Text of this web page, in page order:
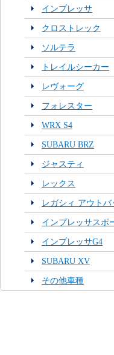
インプレッサ
クロストレック
ソルテラ
トレイルシーカー
レヴォーグ
フォレスター
WRX S4
SUBARU BRZ
ジャスティ
レックス
レガシィ アウトバ
インプレッサスポ
インプレッサG4
SUBARU XV
その他車種